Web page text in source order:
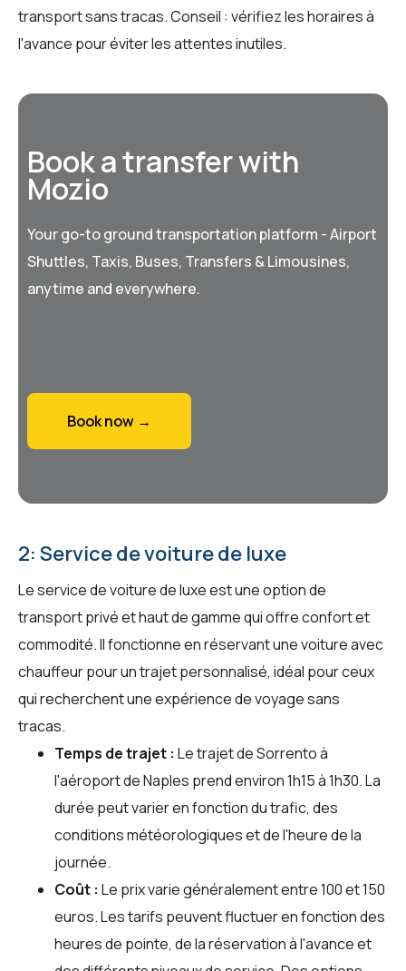
transport sans tracas. Conseil : vérifiez les horaires à
l'avance pour éviter les attentes inutiles.
Book a transfer with
Mozio
Your go-to ground transportation platform - Airport
Shuttles, Taxis, Buses, Transfers & Limousines,
anytime and everywhere.
Book now →
2: Service de voiture de luxe
Le service de voiture de luxe est une option de
transport privé et haut de gamme qui offre confort et
commodité. Il fonctionne en réservant une voiture avec
chauffeur pour un trajet personnalisé, idéal pour ceux
qui recherchent une expérience de voyage sans
tracas.
Temps de trajet : Le trajet de Sorrento à
l'aéroport de Naples prend environ 1h15 à 1h30. La
durée peut varier en fonction du trafic, des
conditions météorologiques et de l'heure de la
journée.
Coût : Le prix varie généralement entre 100 et 150
euros. Les tarifs peuvent fluctuer en fonction des
heures de pointe, de la réservation à l'avance et